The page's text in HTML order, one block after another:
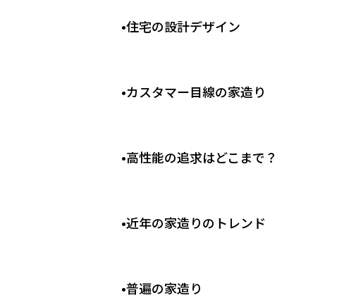
•住宅の設計デザイン
•カスタマー目線の家造り
•高性能の追求はどこまで？
•近年の家造りのトレンド
•普遍の家造り